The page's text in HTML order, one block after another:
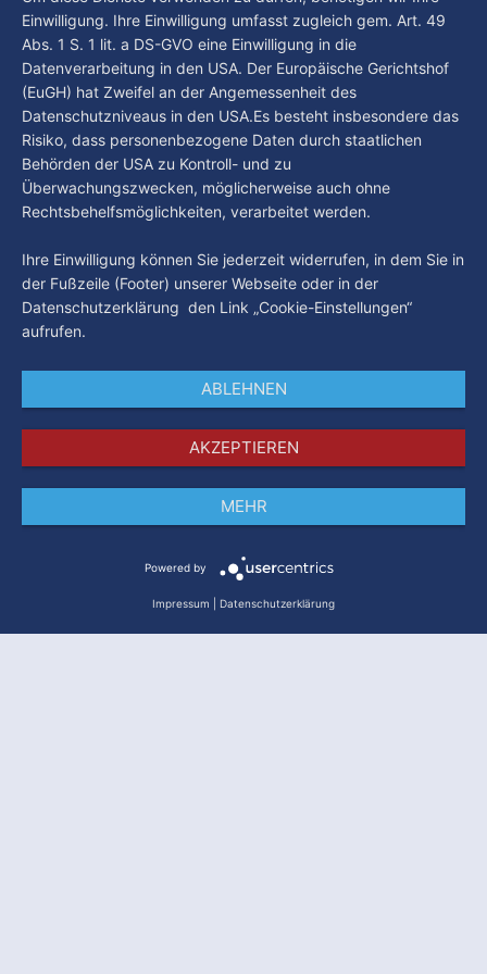
Datenschutz
Einwilligung. Ihre Einwilligung umfasst zugleich gem. Art. 49
Abs. 1 S. 1 lit. a DS-GVO eine Einwilligung in die
Datenverarbeitung in den USA. Der Europäische Gerichtshof
(EuGH) hat Zweifel an der Angemessenheit des
Datenschutzniveaus in den USA.Es besteht insbesondere das
Risiko, dass personenbezogene Daten durch staatlichen
Behörden der USA zu Kontroll- und zu
Überwachungszwecken, möglicherweise auch ohne
Rechtsbehelfsmöglichkeiten, verarbeitet werden.
Ihre Einwilligung können Sie jederzeit widerrufen, in dem Sie in
der Fußzeile (Footer) unserer Webseite oder in der
Datenschutzerklärung den Link „Cookie-Einstellungen“
aufrufen.
ABLEHNEN
AKZEPTIEREN
MEHR
Powered by
Impressum Datenschutzerklärung